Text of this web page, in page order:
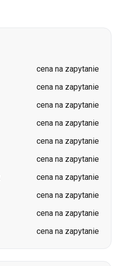
cena na zapytanie
cena na zapytanie
cena na zapytanie
cena na zapytanie
cena na zapytanie
cena na zapytanie
cena na zapytanie
cena na zapytanie
cena na zapytanie
cena na zapytanie